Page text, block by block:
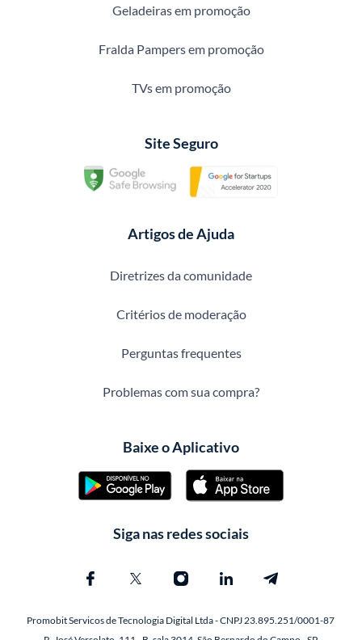
Geladeiras em promoção
Fralda Pampers em promoção
TVs em promoção
Site Seguro
Artigos de Ajuda
Diretrizes da comunidade
Critérios de moderação
Perguntas frequentes
Problemas com sua compra?
Baixe o Aplicativo
Siga nas redes sociais
Promobit Servicos de Tecnologia Digital Ltda - CNPJ 23.895.251/0001-87